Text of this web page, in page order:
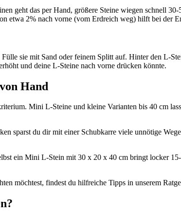
geht das per Hand, größere Steine wiegen schnell
etwa 2% nach vorne (vom Erdreich weg) hilft bei der
sie mit Sand oder feinem Splitt auf. Hinter den L-
und deine L-Steine nach vorne drücken könnte.
Hand
Mini L-Steine und kleine Varianten bis 40 cm
sparst du dir mit einer Schubkarre viele unnötige
ein Mini L-Stein mit 30 x 20 x 40 cm bringt locker
möchtest, findest du hilfreiche Tipps in unserem